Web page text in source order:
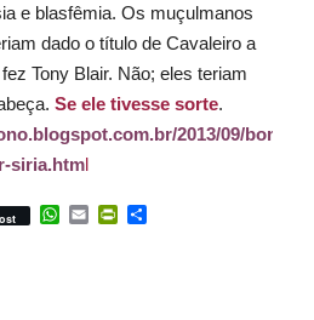
e blasfêmia. Os muçulmanos
dado o título de Cavaleiro a
Tony Blair. Não; eles teriam
Se ele tivesse sorte.
2013/09/
siria.html
WhatsApp
EmailPrintFriendly
Share